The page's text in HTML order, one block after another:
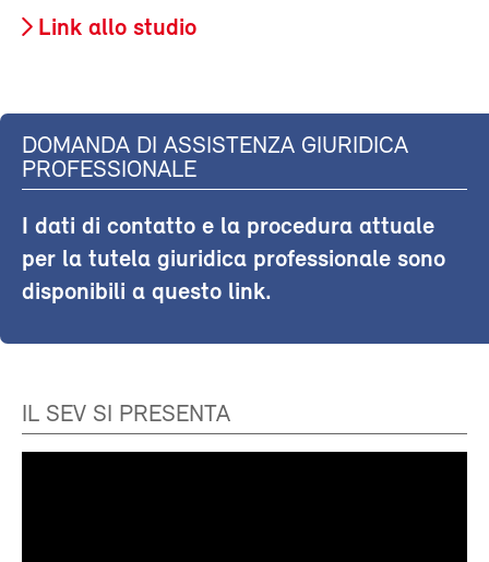
Link allo studio
DOMANDA DI ASSISTENZA GIURIDICA
PROFESSIONALE
I dati di contatto e la procedura attuale
per la tutela giuridica professionale sono
disponibili a questo link.
IL SEV SI PRESENTA